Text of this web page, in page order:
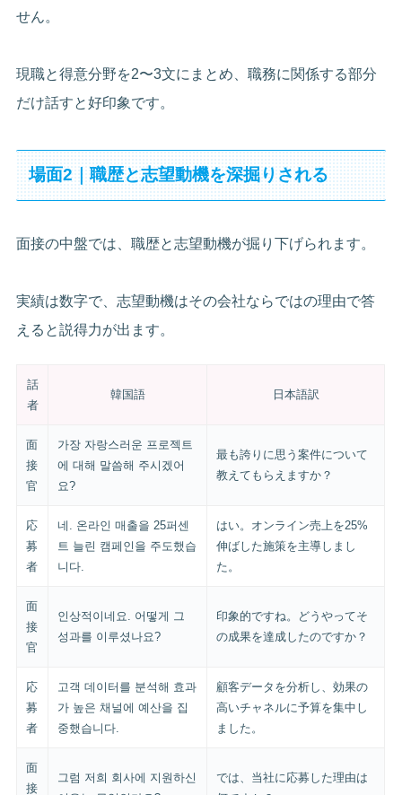
せん。
現職と得意分野を2〜3文にまとめ、職務に関係する部分
だけ話すと好印象です。
場面2｜職歴と志望動機を深掘りされる
面接の中盤では、職歴と志望動機が掘り下げられます。
実績は数字で、志望動機はその会社ならではの理由で答
えると説得力が出ます。
話
者
韓国語 日本語訳
面
接
官
가장 자랑스러운 프로젝트
에 대해 말씀해 주시겠어
요?
最も誇りに思う案件について
教えてもらえますか？
応
募
者
네. 온라인 매출을 25퍼센
트 늘린 캠페인을 주도했습
니다.
はい。オンライン売上を25%
伸ばした施策を主導しまし
た。
面
接
官
인상적이네요. 어떻게 그
성과를 이루셨나요?
印象的ですね。どうやってそ
の成果を達成したのですか？
応
募
者
고객 데이터를 분석해 효과
가 높은 채널에 예산을 집
중했습니다.
顧客データを分析し、効果の
高いチャネルに予算を集中し
ました。
面
接
그럼 저희 회사에 지원하신
では、当社に応募した理由は